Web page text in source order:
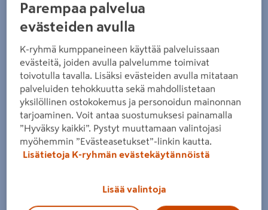
Parempaa palvelua
evästeiden avulla
K-ryhmä kumppaneineen käyttää palveluissaan
evästeitä, joiden avulla palvelumme toimivat
toivotulla tavalla. Lisäksi evästeiden avulla mitataan
palveluiden tehokkuutta sekä mahdollistetaan
yksilöllinen ostokokemus ja personoidun mainonnan
tarjoaminen. Voit antaa suostumuksesi painamalla
”Hyväksy kaikki”. Pystyt muuttamaan valintojasi
myöhemmin ”Evästeasetukset”-linkin kautta.
Lisätietoja K-ryhmän evästekäytännöistä
Lisää valintoja